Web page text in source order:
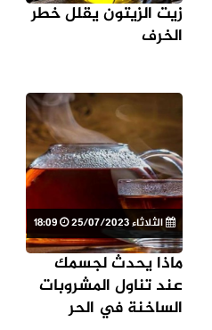
زيت الزيتون يقلل خطر
الخرف
الثلاثاء 25/07/2023
ماذا يحدث لجسمك
عند تناول المشروبات
الساخنة في الحر